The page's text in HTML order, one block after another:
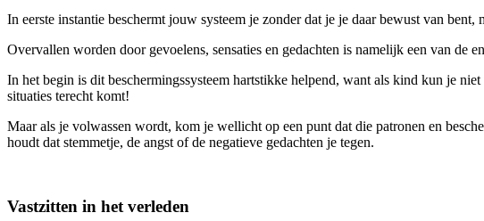
In eerste instantie beschermt jouw systeem je zonder dat je je daar bewust van
Overvallen worden door gevoelens, sensaties en gedachten is namelijk een van de
In het begin is dit beschermingssysteem hartstikke helpend, want als kind kun je
situaties terecht komt!
Maar als je volwassen wordt, kom je wellicht op een punt dat die patronen en
houdt dat stemmetje, de angst of de negatieve gedachten je tegen.
Vastzitten in het verleden